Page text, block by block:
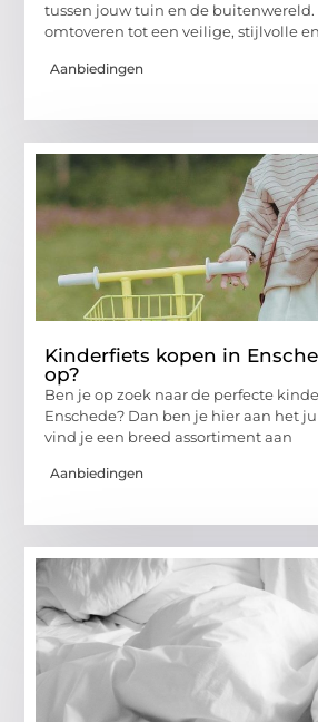
tussen jouw tuin en de
omtoveren tot een veilige, stijlvolle en
Aanbiedingen
Kinderfiets kopen in
op?
Ben je op zoek naar de perfecte
Enschede? Dan ben je hier aan het
vind je een breed assortiment aan
Aanbiedingen